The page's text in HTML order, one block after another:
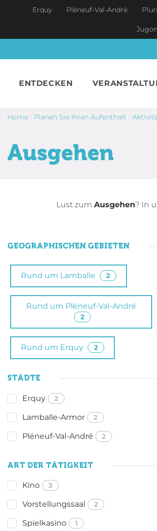
Skip to main content
Erquy Pléneuf-Val-André
ENTDECKEN
Home / Planen Sie Ihren Aufenthalt /
Ausgehen
Lust zum Ausgehen? In
GEOGRAPHISCHEN GEBIETEN
Rund um Lamballe 2
Rund um Pléneuf-Val-André
2
Rund um Erquy 2
STÄDTE
Erquy 2
Lamballe-Armor 2
Pléneuf-Val-André 2
ART DER TÄTIGKEIT
Kino 3
Vorstellungssaal 2
Spielkasino 1